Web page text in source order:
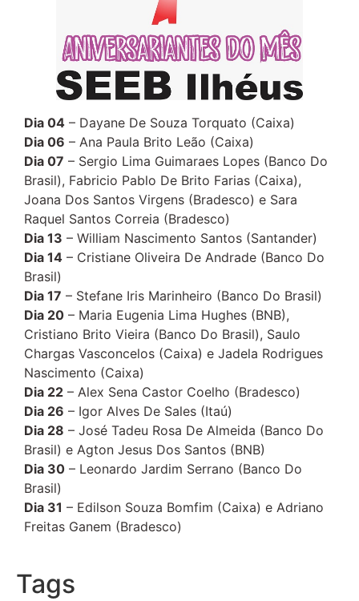
Dia 04 – Dayane De Souza Torquato (Caixa)
Dia 06 – Ana Paula Brito Leão (Caixa)
Dia 07 – Sergio Lima Guimaraes Lopes (Banco Do
Brasil), Fabricio Pablo De Brito Farias (Caixa),
Joana Dos Santos Virgens (Bradesco) e Sara
Raquel Santos Correia (Bradesco)
Dia 13 – William Nascimento Santos (Santander)
Dia 14 – Cristiane Oliveira De Andrade (Banco Do
Brasil)
Dia 17 – Stefane Iris Marinheiro (Banco Do Brasil)
Dia 20 – Maria Eugenia Lima Hughes (BNB),
Cristiano Brito Vieira (Banco Do Brasil), Saulo
Chargas Vasconcelos (Caixa) e Jadela Rodrigues
Nascimento (Caixa)
Dia 22 – Alex Sena Castor Coelho (Bradesco)
Dia 26 – Igor Alves De Sales (Itaú)
Dia 28 – José Tadeu Rosa De Almeida (Banco Do
Brasil) e Agton Jesus Dos Santos (BNB)
Dia 30 – Leonardo Jardim Serrano (Banco Do
Brasil)
Dia 31 – Edilson Souza Bomfim (Caixa) e Adriano
Freitas Ganem (Bradesco)
Tags